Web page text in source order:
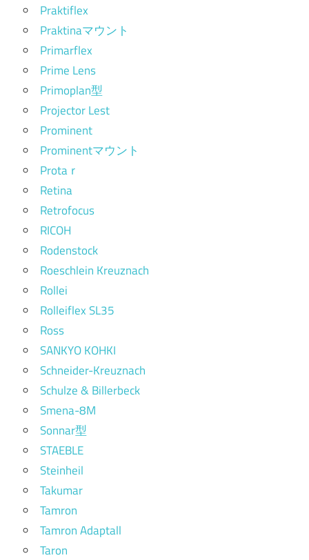
Praktiflex
Praktinaマウント
Primarflex
Prime Lens
Primoplan型
Projector Lest
Prominent
Prominentマウント
Protaｒ
Retina
Retrofocus
RICOH
Rodenstock
Roeschlein Kreuznach
Rollei
Rolleiflex SL35
Ross
SANKYO KOHKI
Schneider-Kreuznach
Schulze & Billerbeck
Smena-8M
Sonnar型
STAEBLE
Steinheil
Takumar
Tamron
Tamron Adaptall
Taron